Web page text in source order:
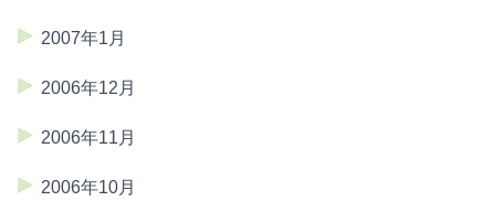
2007年1月
2006年12月
2006年11月
2006年10月